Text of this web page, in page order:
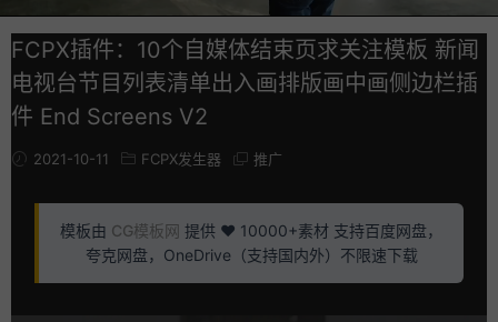
FCPX插件：10个自媒体结束页求关注模板 新闻
电视台节目列表清单出入画排版画中画侧边栏插
件 End Screens V2
2021-10-11 FCPX发生器 推广
模板由 CG模板网 提供 ❤️ 10000+素材 支持百度网盘，
夸克网盘，OneDrive（支持国内外）不限速下载